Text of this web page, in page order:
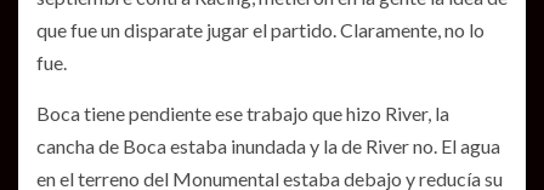
que fue un disparate jugar el partido. Claramente, no lo
fue.
Boca tiene pendiente ese trabajo que hizo River, la
cancha de Boca estaba inundada y la de River no. El agua
en el terreno del Monumental estaba debajo y reducía su